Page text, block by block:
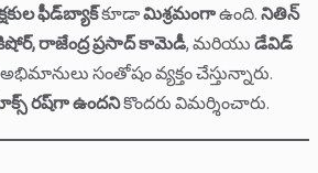
ఫీడ్‌బ్యాక్కూడామిశ్రమంగాఉంది.నితిన్
కిషోర్, రాజేంద్ర ప్రసాద్ కామెడీ, మరియుడేవిడ్
సంతోషం వ్యక్తం చేస్తున్నారు.
రష్‌గా ఉందనికొందరు విమర్శించారు.